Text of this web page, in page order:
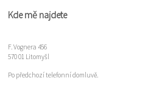
Kde mě najdete
F. Vognera 456
570 01 Litomyšl
Po předchozí telefonní domluvě.